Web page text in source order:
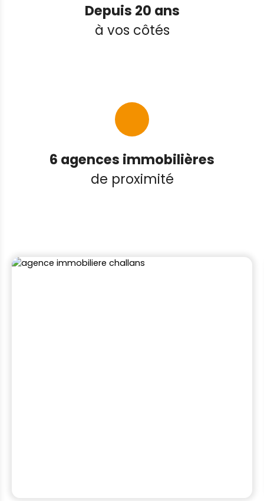
Depuis 20 ans
à vos côtés
6 agences immobilières
de proximité